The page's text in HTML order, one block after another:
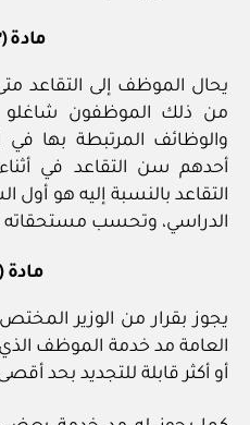
مادة (٣)
يحال الموظف إلى التقاعد
من ذلك الموظفون شاغلو
والوظائف المرتبطة بها في
أحدهم سن التقاعد في أثناء
التقاعد بالنسبة إليه هو أول
الدراسي، وتحسب مستحقاته
مادة
يجوز بقرار من الوزير
العامة مد خدمة الموظف
أو أكثر قابلة للتجديد بحد أقصى (٥) خمس